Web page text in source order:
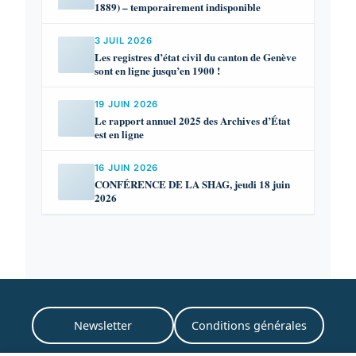
1889) – temporairement indisponible
3 JUIL 2026
Les registres d’état civil du canton de Genève
sont en ligne jusqu’en 1900 !
19 JUIN 2026
Le rapport annuel 2025 des Archives d’État
est en ligne
16 JUIN 2026
CONFÉRENCE DE LA SHAG, jeudi 18 juin
2026
Newsletter Conditions générales